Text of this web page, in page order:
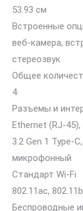
53.93 см
Встроенные
веб-камера,
стереозвук
Общее
4
Разъемы и
Ethernet (RJ-45),
3.2 Gen 1 Type-
микрофонный
Стандарт Wi-Fi
802.11ac,
Беспроводные